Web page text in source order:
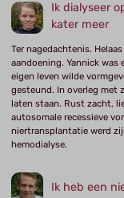
Ik dialyseer
kater meer
Ter nagedachtenis.
aandoening. Yannick
eigen leven wilde
gesteund. In overleg met
laten staan. Rust zacht,
autosomale recessieve
niertransplantatie werd
hemodialyse.
Ik heb een